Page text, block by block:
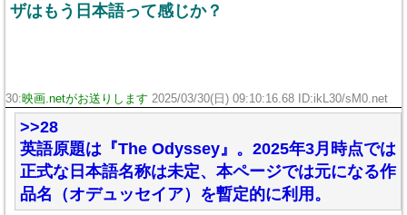
ザはもう日本語って感じか？
30:映画.netがお送りします 2025/03/30(日) 09:10:16.68 ID:ikL30/sM0.net
>>28
英語原題は『The Odyssey』。2025年3月時点では
正式な日本語名称は未定、本ページでは元になる作
品名（オデュッセイア）を暫定的に利用。